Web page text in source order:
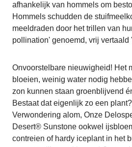
afhankelijk van hommels om
Hommels schudden de
meeldraden door het trillen van
pollination' genoemd, vrij vertaald
Onvoorstelbare nieuwigheid! Het
bloeien, weinig water nodig
zon kunnen staan groenblijvend
Bestaat dat eigenlijk zo een
Verwondering alom, Onze
Desert® Sunstone ookwel
contreien of hardy iceplant in het